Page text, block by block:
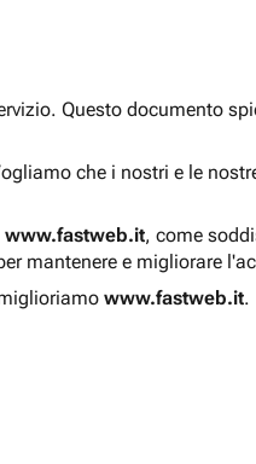
Questo documento
che i nostri e le
www.fastweb.it, come
mantenere e migliorare
www.fastweb.it.